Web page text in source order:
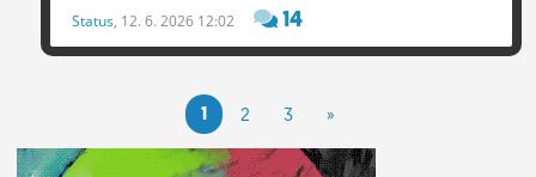
Status, 12. 6. 2026 12:02 14
1 2 3 »